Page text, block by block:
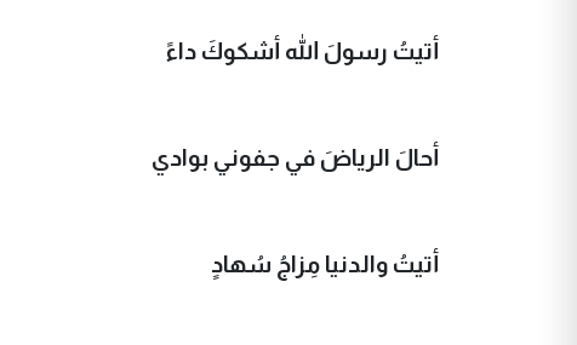
أتيتُ رسولَ الله أشكوكَ داءً
أحالَ الرياضَ في جفوني بوادي
أتيتُ والدنيا مِزاجُ سُهادٍ